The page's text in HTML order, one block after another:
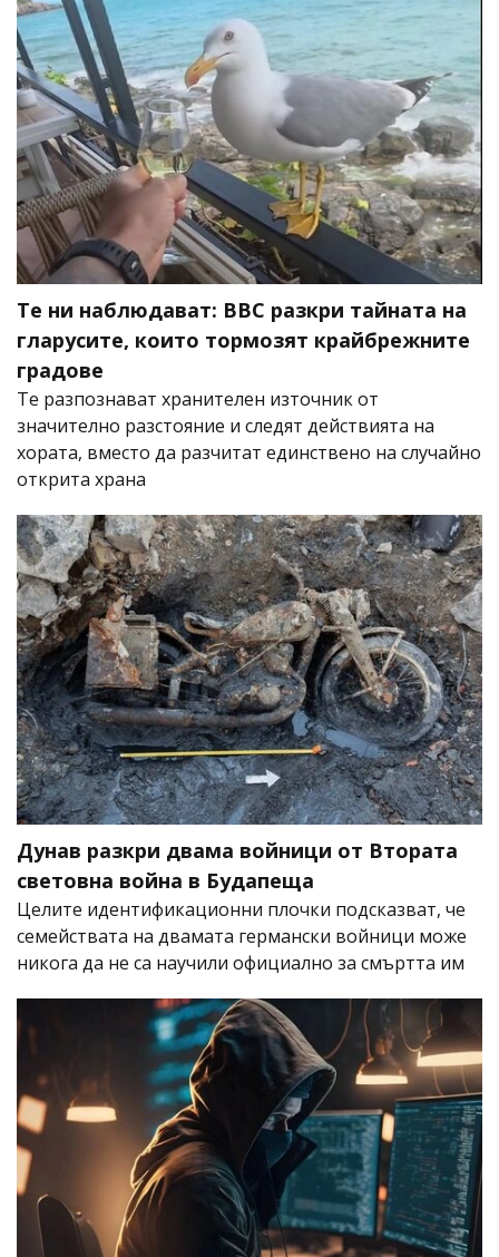
Те ни наблюдават: BBC разкри тайната на
гларусите, които тормозят крайбрежните
градове
Те разпознават хранителен източник от
значително разстояние и следят действията на
хората, вместо да разчитат единствено на случайно
открита храна
Дунав разкри двама войници от Втората
световна война в Будапеща
Целите идентификационни плочки подсказват, че
семействата на двамата германски войници може
никога да не са научили официално за смъртта им